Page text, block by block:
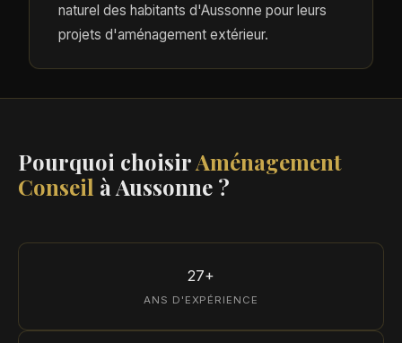
naturel des habitants d'Aussonne pour leurs
projets d'aménagement extérieur.
Pourquoi choisirAménagement
Conseil à Aussonne ?
27+
ANS D'EXPÉRIENCE